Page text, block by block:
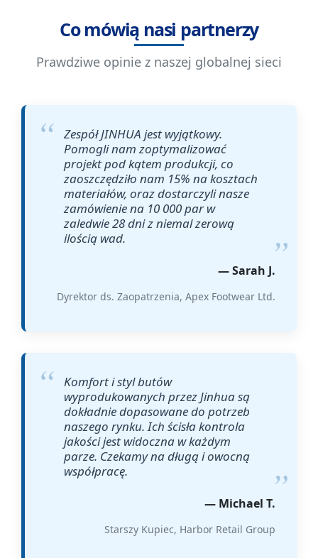
Co mówią nasi partnerzy
Prawdziwe opinie z naszej globalnej sieci
Zespół JINHUA jest wyjątkowy.
Pomogli nam zoptymalizować
projekt pod kątem produkcji, co
zaoszczędziło nam 15% na kosztach
materiałów, oraz dostarczyli nasze
zamówienie na 10 000 par w
zaledwie 28 dni z niemal zerową
ilością wad.
— Sarah J.
Dyrektor ds. Zaopatrzenia, Apex Footwear Ltd.
Komfort i styl butów
wyprodukowanych przez Jinhua są
dokładnie dopasowane do potrzeb
naszego rynku. Ich ścisła kontrola
jakości jest widoczna w każdym
parze. Czekamy na długą i owocną
współpracę.
— Michael T.
Starszy Kupiec, Harbor Retail Group